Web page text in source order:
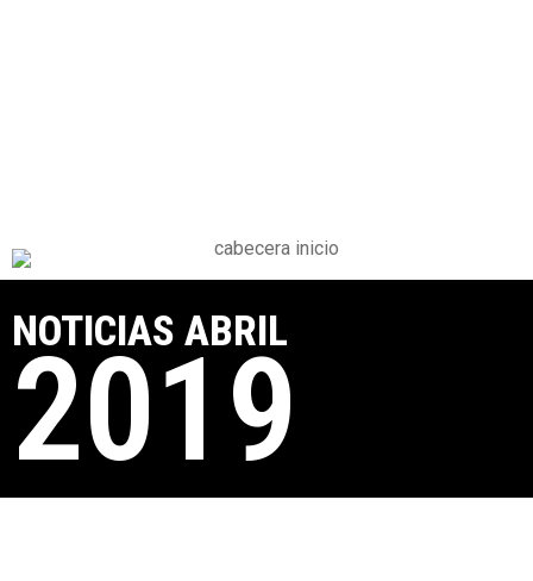
NOTICIAS ABRIL
2019